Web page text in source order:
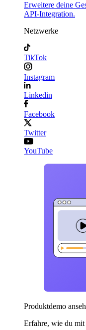
Erweitere deine
API-Integration.
Netzwerke
TikTok
Instagram
Linkedin
Facebook
Twitter
YouTube
Produktdemo
Erfahre, wie du mit